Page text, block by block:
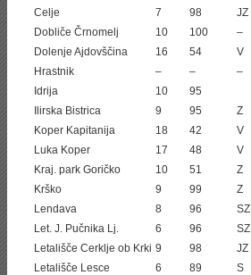
Celje
7 98 JZ
Dobliče Črnomelj
10 100 –
Dolenje Ajdovščina
16 54 V
Hrastnik
– – –
Idrija
10
95
Ilirska Bistrica
9 95 Z
Koper Kapitanija
18 42 V
Luka Koper
17 48 V
Kraj. park Goričko
10 51 Z
Krško
9 99 Z
Lendava
8 96 SZ
Let. J. Pučnika Lj.
6 96 SZ
Letališče Cerklje ob Krki 9 98 JZ
Letališče Lesce
6 89 S